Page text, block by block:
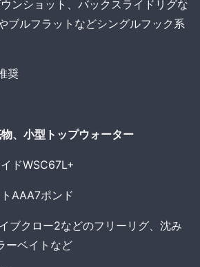
ンショット、バックスライドリグな
ブルフラットなどシングルフック系
奨
、小型トップウォーター
ドWSC67L+
AAA7ポンド
ブクロー2などのフリーリグ、沈み
ーベイトなど